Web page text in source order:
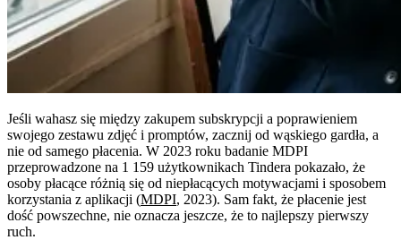
Jeśli wahasz się między zakupem subskrypcji a poprawieniem
swojego zestawu zdjęć i promptów, zacznij od wąskiego gardła, a
nie od samego płacenia. W 2023 roku badanie MDPI
przeprowadzone na 1 159 użytkownikach Tindera pokazało, że
osoby płacące różnią się od niepłacących motywacjami i sposobem
korzystania z aplikacji (MDPI, 2023). Sam fakt, że płacenie jest
dość powszechne, nie oznacza jeszcze, że to najlepszy pierwszy
ruch.